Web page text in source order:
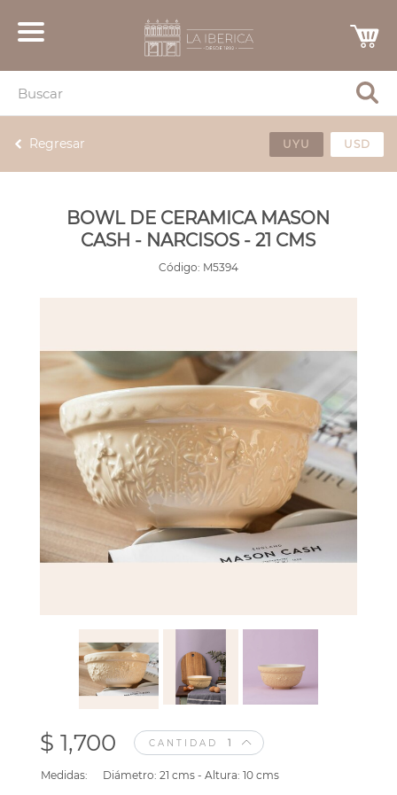
Regresar UYU USD
BOWL DE CERAMICA MASON
CASH - NARCISOS - 21 CMS
Código: M5394
$ 1,700 CANTIDAD
Medidas: Diámetro: 21 cms - Altura: 10 cms